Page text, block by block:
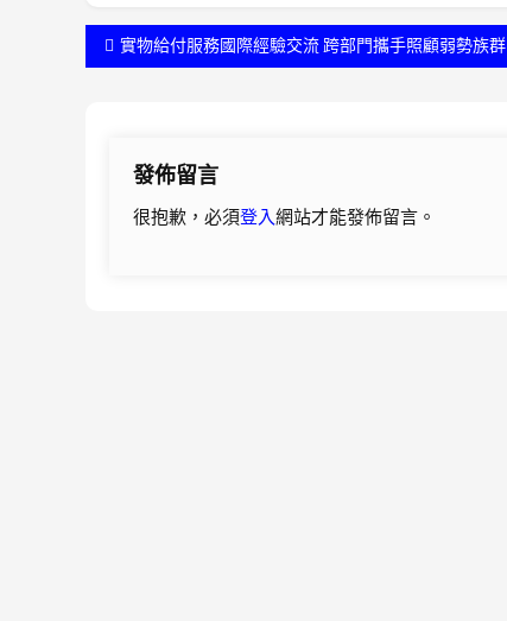
文 實物給付服務國際經驗交流 跨部門攜手照顧弱勢族群
發佈留言
很抱歉，必須登入網站才能發佈留言。